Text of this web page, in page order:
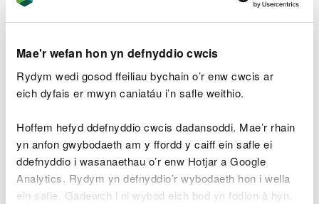
Mae'r wefan hon yn defnyddio cwcis
Rydym wedi gosod ffeiliau bychain o’r enw cwcis ar
eich dyfais er mwyn caniatáu i’n safle weithio.
Hoffem hefyd ddefnyddio cwcis dadansoddi. Mae’r rhain
yn anfon gwybodaeth am y ffordd y caiff ein safle ei
ddefnyddio i wasanaethau o’r enw Hotjar a Google
Analytics. Rydym yn defnyddio’r wybodaeth hon i wella
ein safle. Gadewch i ni wybod eich bod yn fodlon â hyn.
Llwybrau ar gyfer
defnyddwyr offer addasol
Gwyliwch ein ffilmiau er mwyn penderfynu a yw
llwybr yn addas ar gyfer eich offer addasol